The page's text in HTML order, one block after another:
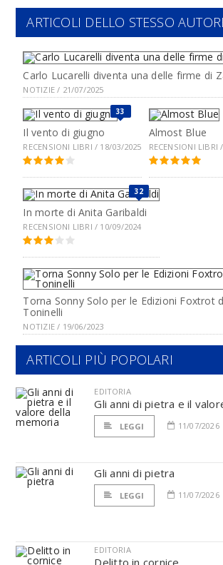
ARTICOLI DELLO STESSO
Carlo Lucarelli diventa una delle firme di
NOTIZIE / 21/07/2025
33
Il vento di giugno
RECENSIONI LIBRI / 18/03/2025
Almost Blue
RECENSIONI
32
In morte di Anita Garibaldi
RECENSIONI LIBRI / 10/09/2024
Torna Sonny Solo per le Edizioni Foxtrot
Toninelli
NOTIZIE / 19/06/2023
ARTICOLI PIÙ POPOLARI
EDITORIA
Gli anni di pietra e il
LEGGI 11/07/2026
Gli anni di pietra
LEGGI 11/07/2026
EDITORIA
Delitto in cornice